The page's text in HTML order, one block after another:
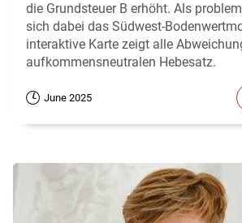
die Grundsteuer B erhöht. Als
sich dabei das Südwest-
interaktive Karte zeigt alle
aufkommensneutralen Hebesatz.
June 2025